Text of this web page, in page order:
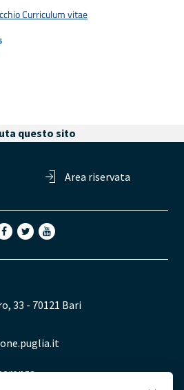
Curriculum vitae
questo sito
Area riservata
33 - 70121 Bari